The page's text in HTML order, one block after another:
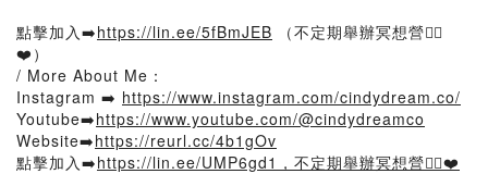
點擊加入➡️https://lin.ee/5fBmJEB （不定期舉辦冥想營🧘‍♀️
❤️）
/ More About Me：
Instagram ➡️ https://www.instagram.com/cindydream.co/
Youtube➡️https://www.youtube.com/@cindydreamco
Website➡️https://reurl.cc/4b1gOv
點擊加入➡️https://lin.ee/UMP6gd1，不定期舉辦冥想營🧘‍♀️❤️